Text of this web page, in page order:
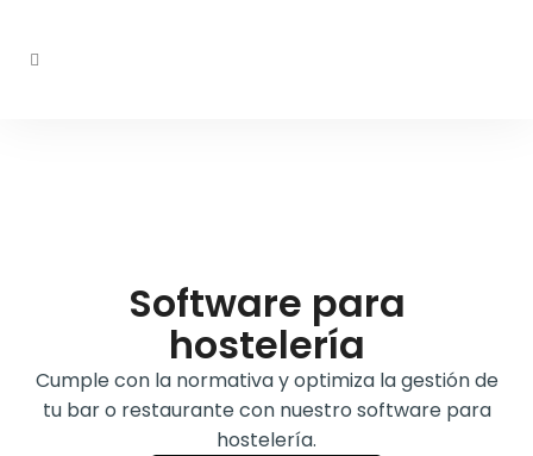
Software para
hostelería
Cumple con la normativa y optimiza la gestión de
tu bar o restaurante con nuestro software para
hostelería.